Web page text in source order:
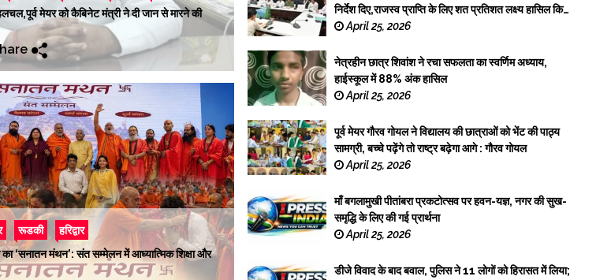
मेयर को कैबिनेट मंत्री ने दी जान से मारने की
रूडकी हरिद्वार
का ‘सनातन मंथन’: संत सम्मेलन में आध्यात्मिक शिक्षा और
निर्देश दिए,राजस्व प्राप्ति के लिए शत प्रतिशत लक्ष्य हासिल किया
जाएं: डीएम
April 25, 2026
नेत्रहीन छात्र शिवांश ने रचा सफलता का स्वर्णिम अध्याय,
हाईस्कूल में 88% अंक हासिल
April 25, 2026
पूर्व मेयर गौरव गोयल ने विद्यालय की छात्राओं को भेंट की पाठ्य
सामग्री, बच्चे पढ़ेंगे तो राष्ट्र बढ़ेगा आगे : गौरव गोयल
April 25, 2026
माँ बगलामुखी पीतांबरा प्रकटोत्सव पर हवन-यज्ञ, नगर की सुख-
समृद्धि के लिए की गई प्रार्थना
April 25, 2026
डीजे विवाद के बाद बवाल, पुलिस ने 11 लोगों को हिरासत में लिया;